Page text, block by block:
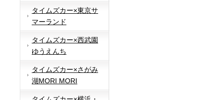
タイムズカー×東京サ
マーランド
タイムズカー×西武園
ゆうえんち
タイムズカー×さがみ
湖MORI MORI